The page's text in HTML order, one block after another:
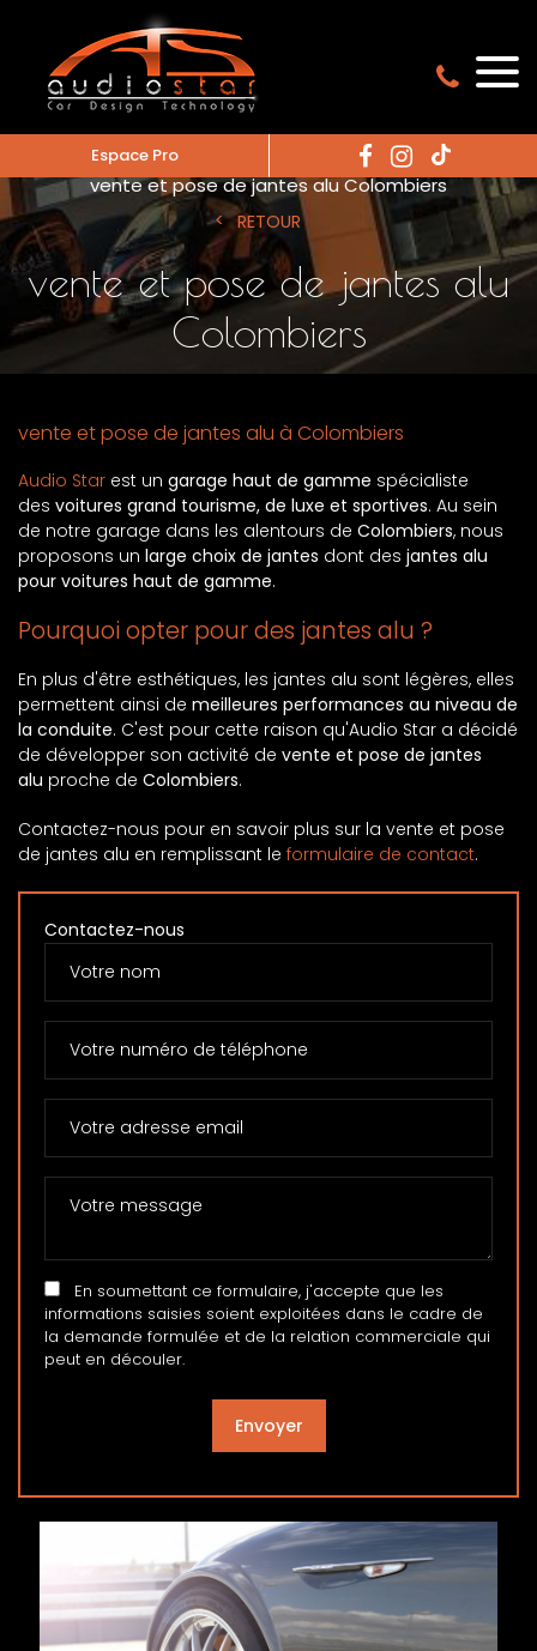
Espace Pro
Accueil
vente et pose de jantes alu
vente et pose de jantes alu Colombiers
RETOUR
vente et pose de jantes alu
Colombiers
vente et pose de jantes alu à Colombiers
Audio Star est un garage haut de gamme spécialiste
des voitures grand tourisme, de luxe et sportives. Au sein
de notre garage dans les alentours de Colombiers, nous
proposons un large choix de jantes dont des jantes alu
pour voitures haut de gamme.
Pourquoi opter pour des jantes alu ?
En plus d'être esthétiques, les jantes alu sont légères, elles
permettent ainsi de meilleures performances au niveau de
la conduite. C'est pour cette raison qu'Audio Star a décidé
de développer son activité de vente et pose de jantes
alu proche de Colombiers.
Contactez-nous pour en savoir plus sur la vente et pose
de jantes alu en remplissant le formulaire de contact.
Contactez-nous
En soumettant ce formulaire, j'accepte que les
informations saisies soient exploitées dans le cadre de
la demande formulée et de la relation commerciale qui
peut en découler.